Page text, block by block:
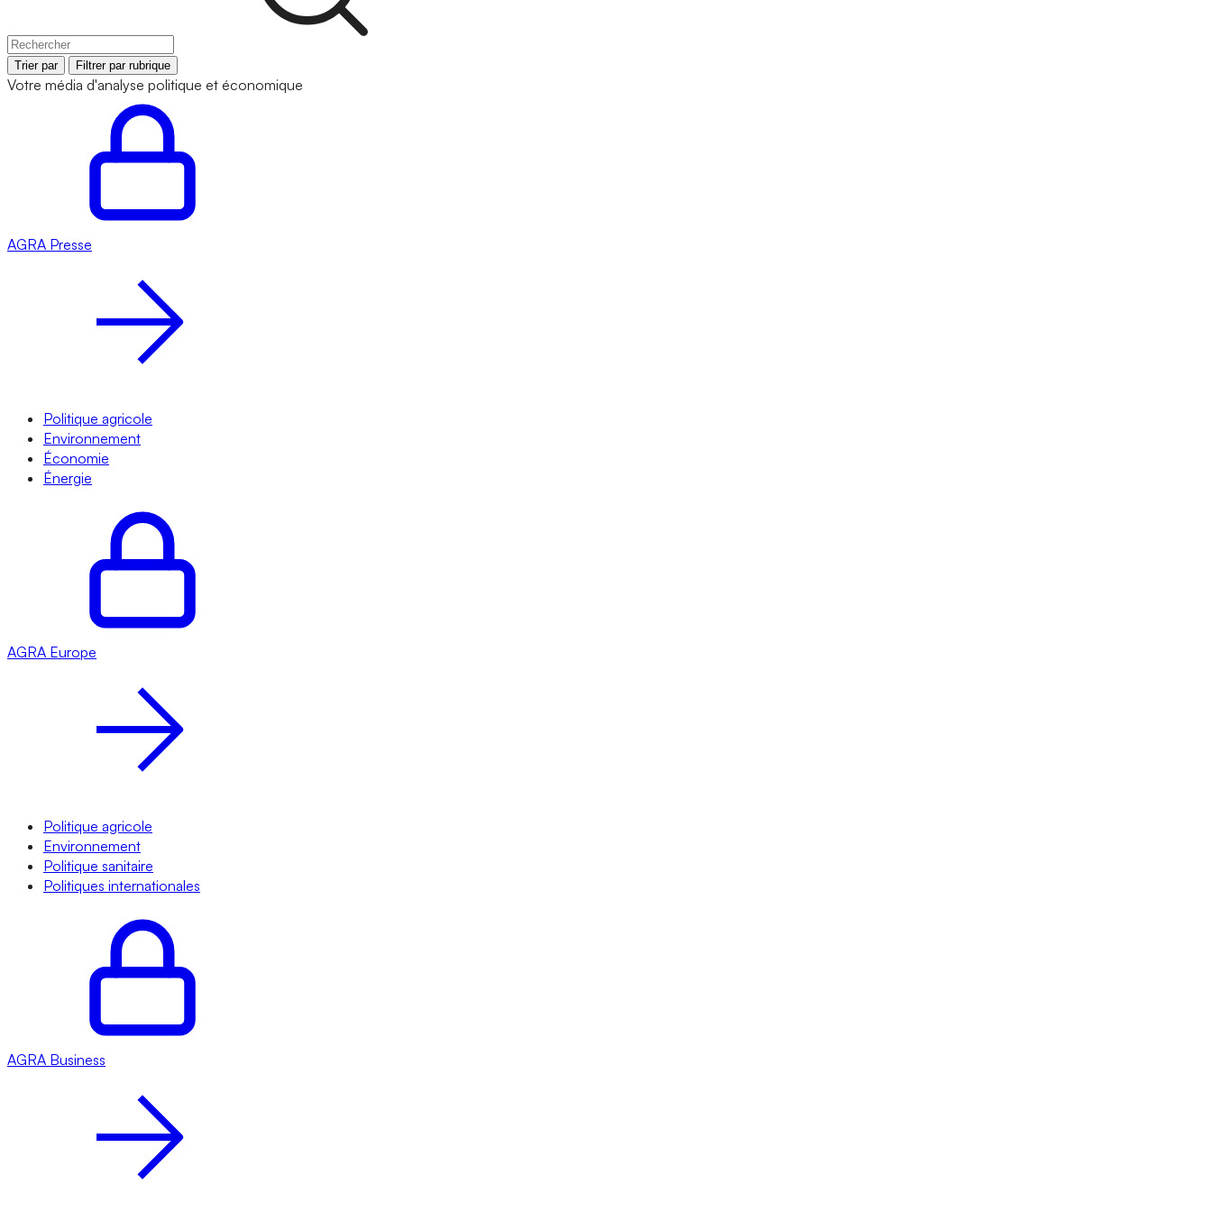
Trier par Filtrer par rubrique
Votre média d'analyse politique et économique
AGRA Presse
Politique agricole
Environnement
Économie
Énergie
AGRA Europe
Politique agricole
Environnement
Politique sanitaire
Politiques internationales
AGRA Business